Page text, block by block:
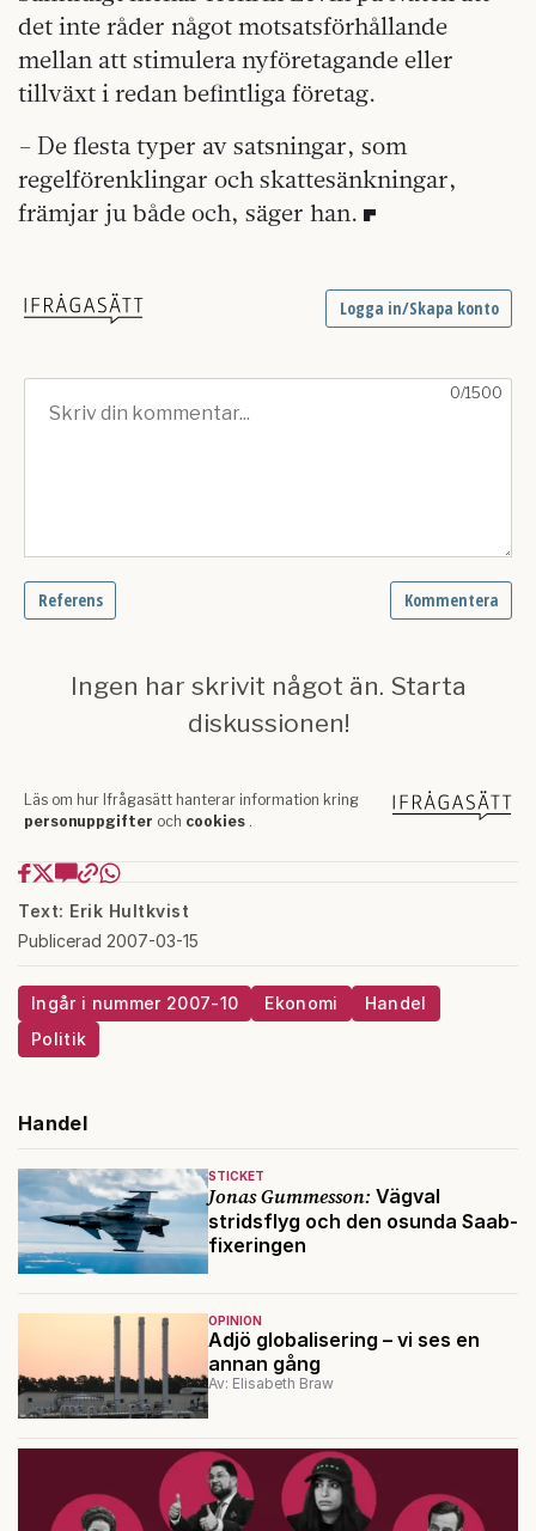
det inte råder något motsatsförhållande
mellan att stimulera nyföretagande eller
tillväxt i redan befintliga företag.
– De flesta typer av satsningar, som
regelförenklingar och skattesänkningar,
främjar ju både och, säger han.
Text: Erik Hultkvist
Publicerad 2007-03-15
Ingår i nummer 2007-10 Ekonomi
Handel
Politik
Handel
STICKET
Jonas Gummesson: Vägval
stridsflyg och den osunda Saab-
fixeringen
OPINION
Adjö globalisering – vi ses en
annan gång
Av: Elisabeth Braw